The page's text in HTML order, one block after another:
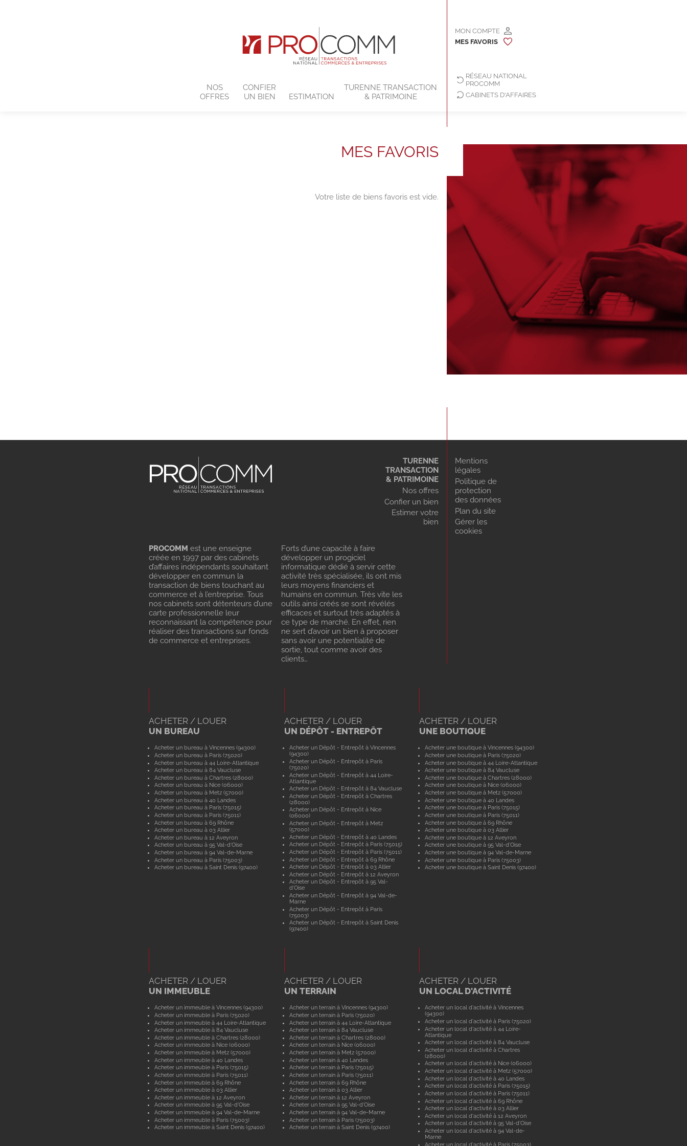
NOS
OFFRES
CONFIER
UN BIEN
ESTIMATION
TURENNE TRANSACTION
& PATRIMOINE
MON COMPTE
MES FAVORIS
RÉSEAU NATIONAL
PROCOMM
CABINETS D'AFFAIRES
MES FAVORIS
Votre liste de biens favoris est vide.
TURENNE
TRANSACTION
& PATRIMOINE
Nos offres
Confier un bien
Estimer votre
bien
Mentions
légales
Politique de
protection
des données
Plan du site
Gérer les
cookies
PROCOMM est une enseigne
créée en 1997 par des cabinets
d’affaires indépendants souhaitant
développer en commun la
transaction de biens touchant au
commerce et à l’entreprise. Tous
nos cabinets sont détenteurs d’une
carte professionnelle leur
reconnaissant la compétence pour
réaliser des transactions sur fonds
de commerce et entreprises.
Forts d’une capacité à faire
développer un progiciel
informatique dédié à servir cette
activité très spécialisée, ils ont mis
leurs moyens financiers et
humains en commun. Très vite les
outils ainsi créés se sont révélés
efficaces et surtout très adaptés à
ce type de marché. En effet, rien
ne sert d’avoir un bien à proposer
sans avoir une potentialité de
sortie, tout comme avoir des
clients…
ACHETER / LOUER
UN BUREAU
Acheter un bureau à Vincennes (94300)
Acheter un bureau à Paris (75020)
Acheter un bureau à 44 Loire-Atlantique
Acheter un bureau à 84 Vaucluse
Acheter un bureau à Chartres (28000)
Acheter un bureau à Nice (06000)
Acheter un bureau à Metz (57000)
Acheter un bureau à 40 Landes
Acheter un bureau à Paris (75015)
Acheter un bureau à Paris (75011)
Acheter un bureau à 69 Rhône
Acheter un bureau à 03 Allier
Acheter un bureau à 12 Aveyron
Acheter un bureau à 95 Val-d'Oise
Acheter un bureau à 94 Val-de-Marne
Acheter un bureau à Paris (75003)
Acheter un bureau à Saint Denis (97400)
ACHETER / LOUER
UN DÉPÔT - ENTREPÔT
Acheter un Dépôt - Entrepôt à Vincennes
(94300)
Acheter un Dépôt - Entrepôt à Paris
(75020)
Acheter un Dépôt - Entrepôt à 44 Loire-
Atlantique
Acheter un Dépôt - Entrepôt à 84 Vaucluse
Acheter un Dépôt - Entrepôt à Chartres
(28000)
Acheter un Dépôt - Entrepôt à Nice
(06000)
Acheter un Dépôt - Entrepôt à Metz
(57000)
Acheter un Dépôt - Entrepôt à 40 Landes
Acheter un Dépôt - Entrepôt à Paris (75015)
Acheter un Dépôt - Entrepôt à Paris (75011)
Acheter un Dépôt - Entrepôt à 69 Rhône
Acheter un Dépôt - Entrepôt à 03 Allier
Acheter un Dépôt - Entrepôt à 12 Aveyron
Acheter un Dépôt - Entrepôt à 95 Val-
d'Oise
Acheter un Dépôt - Entrepôt à 94 Val-de-
Marne
Acheter un Dépôt - Entrepôt à Paris
(75003)
Acheter un Dépôt - Entrepôt à Saint Denis
(97400)
ACHETER / LOUER
UNE BOUTIQUE
Acheter une boutique à Vincennes (94300)
Acheter une boutique à Paris (75020)
Acheter une boutique à 44 Loire-Atlantique
Acheter une boutique à 84 Vaucluse
Acheter une boutique à Chartres (28000)
Acheter une boutique à Nice (06000)
Acheter une boutique à Metz (57000)
Acheter une boutique à 40 Landes
Acheter une boutique à Paris (75015)
Acheter une boutique à Paris (75011)
Acheter une boutique à 69 Rhône
Acheter une boutique à 03 Allier
Acheter une boutique à 12 Aveyron
Acheter une boutique à 95 Val-d'Oise
Acheter une boutique à 94 Val-de-Marne
Acheter une boutique à Paris (75003)
Acheter une boutique à Saint Denis (97400)
ACHETER / LOUER
UN IMMEUBLE
Acheter un immeuble à Vincennes (94300)
Acheter un immeuble à Paris (75020)
Acheter un immeuble à 44 Loire-Atlantique
Acheter un immeuble à 84 Vaucluse
Acheter un immeuble à Chartres (28000)
Acheter un immeuble à Nice (06000)
Acheter un immeuble à Metz (57000)
Acheter un immeuble à 40 Landes
Acheter un immeuble à Paris (75015)
Acheter un immeuble à Paris (75011)
Acheter un immeuble à 69 Rhône
Acheter un immeuble à 03 Allier
Acheter un immeuble à 12 Aveyron
Acheter un immeuble à 95 Val-d'Oise
Acheter un immeuble à 94 Val-de-Marne
Acheter un immeuble à Paris (75003)
Acheter un immeuble à Saint Denis (97400)
ACHETER / LOUER
UN TERRAIN
Acheter un terrain à Vincennes (94300)
Acheter un terrain à Paris (75020)
Acheter un terrain à 44 Loire-Atlantique
Acheter un terrain à 84 Vaucluse
Acheter un terrain à Chartres (28000)
Acheter un terrain à Nice (06000)
Acheter un terrain à Metz (57000)
Acheter un terrain à 40 Landes
Acheter un terrain à Paris (75015)
Acheter un terrain à Paris (75011)
Acheter un terrain à 69 Rhône
Acheter un terrain à 03 Allier
Acheter un terrain à 12 Aveyron
Acheter un terrain à 95 Val-d'Oise
Acheter un terrain à 94 Val-de-Marne
Acheter un terrain à Paris (75003)
Acheter un terrain à Saint Denis (97400)
ACHETER / LOUER
UN LOCAL D'ACTIVITÉ
Acheter un local d'activité à Vincennes
(94300)
Acheter un local d'activité à Paris (75020)
Acheter un local d'activité à 44 Loire-
Atlantique
Acheter un local d'activité à 84 Vaucluse
Acheter un local d'activité à Chartres
(28000)
Acheter un local d'activité à Nice (06000)
Acheter un local d'activité à Metz (57000)
Acheter un local d'activité à 40 Landes
Acheter un local d'activité à Paris (75015)
Acheter un local d'activité à Paris (75011)
Acheter un local d'activité à 69 Rhône
Acheter un local d'activité à 03 Allier
Acheter un local d'activité à 12 Aveyron
Acheter un local d'activité à 95 Val-d'Oise
Acheter un local d'activité à 94 Val-de-
Marne
Acheter un local d'activité à Paris (75003)